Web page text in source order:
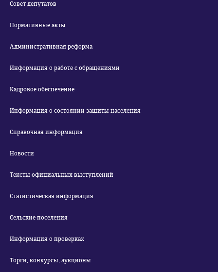
Совет депутатов
Нормативные акты
Административная реформа
Информация о работе с обращениями
Кадровое обеспечение
Информация о состоянии защиты населения
Справочная информация
Новости
Тексты официальных выступлений
Статистическая информация
Сельские поселения
Информация о проверках
Торги, конкурсы, аукционы